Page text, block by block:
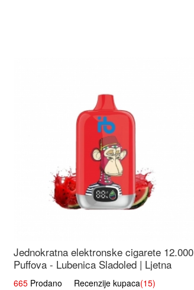
Jednokratna elektronske cigarete 12.000
Puffova - Lubenica Sladoled | Ljetna
Desertna Aroma
665 Prodano Recenzije kupaca(15)